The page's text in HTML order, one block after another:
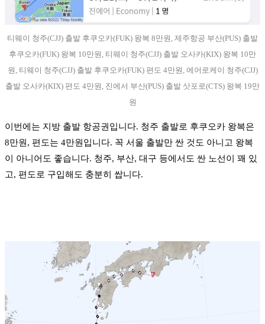
티웨이 청주(CJJ) 출발 후쿠오카(FUK) 왕복 8만원, 제주항공 부산(PUS) 출발
후쿠오카(FUK) 왕복 10만원, 티웨이 청주(CJJ) 출발 오사카(KIX) 왕복 10만
원, 티웨이 청주(CJJ) 출발 후쿠오카(FUK) 편도 4만원, 에어로케이 청주(CJJ)
출발 오사카(KIX) 편도 4만원, 진에서 부산(PUS) 출발 삿포로(CTS) 왕복 19만
원
이번에는 지방 출발 항공권입니다. 청주 출발로 후쿠오카 왕복은
8만원, 편도는 4만원입니다. 꼭 서울 출발만 싼 것도 아니고 왕복
이 아니어도 좋습니다. 청주, 부산, 대구 등에서도 싼 노선이 꽤 있
고, 편도로 구입해도 충분히 쌉니다.